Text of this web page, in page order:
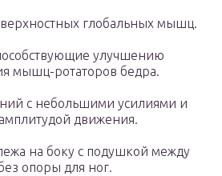
глобальных мышц.
улучшению
мышц-ротаторов бедра.
с небольшими усилиями и
движения.
на боку с подушкой между
опоры для ног.